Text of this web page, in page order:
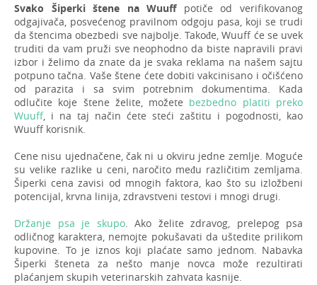
Svako Šiperki štene na Wuuffpotiče od verifikovanog
odgajivača, posvećenog pravilnom odgoju pasa, koji se trudi
da štencima obezbedi sve najbolje. Takođe, Wuuff će se uvek
truditi da vam pruži sve neophodno da biste napravili pravi
izbor i želimo da znate da je svaka reklama na našem sajtu
potpuno tačna. Vaše štene ćete dobiti vakcinisano i očišćeno
od parazita i sa svim potrebnim dokumentima. Kada
odlučite koje štene želite, možete bezbedno platiti preko
Wuuff, i na taj način ćete steći zaštitu i pogodnosti, kao
Wuuff korisnik.
Cene nisu ujednačene, čak ni u okviru jedne zemlje. Moguće
su velike razlike u ceni, naročito među različitim zemljama.
Šiperki cena zavisi od mnogih faktora, kao što su izložbeni
potencijal, krvna linija, zdravstveni testovi i mnogi drugi.
Držanje psa je skupo. Ako želite zdravog, prelepog psa
odličnog karaktera, nemojte pokušavati da uštedite prilikom
kupovine. To je iznos koji plaćate samo jednom. Nabavka
Šiperki šteneta za nešto manje novca može rezultirati
plaćanjem skupih veterinarskih zahvata kasnije.